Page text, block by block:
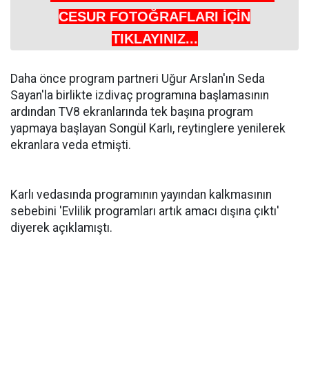
CESUR FOTOĞRAFLARI İÇİN
TIKLAYINIZ...
Daha önce program partneri Uğur Arslan'ın Seda
Sayan'la birlikte izdivaç programına başlamasının
ardından TV8 ekranlarında tek başına program
yapmaya başlayan Songül Karlı, reytinglere yenilerek
ekranlara veda etmişti.
Karlı vedasında programının yayından kalkmasının
sebebini 'Evlilik programları artık amacı dışına çıktı'
diyerek açıklamıştı.